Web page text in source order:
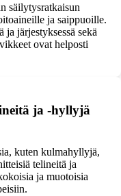
säilytysratkaisun
ja saippuoille.
järjestyksessä sekä
ovat helposti
ja -hyllyjä
kuten kulmahyllyjä,
telineitä ja
ja muotoisia